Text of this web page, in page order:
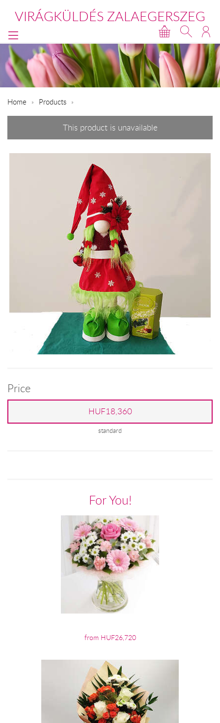
VIRÁGKÜLDÉS ZALAEGERSZEG
Home Products
This product is unavailable
Price
HUF18,360
standard
For You!
from HUF26,720